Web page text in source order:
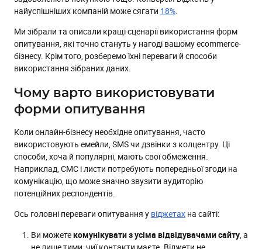
Зменшуйте кількість покинутих кошиків
Зменшуйте кількість покинутих переглядів
Відвідувач купує вперше
Відвідувач став регулярним покупцем
Як використати отримані дані
Збагачення профілю клієнта
Сегментація та персоналізація
Як зробити опитування ефективними
Налаштуйте відображення
Аналізуйте
Тестуйте
Підсумки
найуспішніших компаній може сягати 18%.
Ми зібрали та описали кращі сценарії використання форм
опитування, які точно стануть у нагоді вашому ecommerce-
бізнесу. Крім того, розберемо їхні переваги й способи
використання зібраних даних.
Чому варто використовувати
форми опитування
Коли онлайн-бізнесу необхідне опитування, часто
використовують емейли, SMS чи дзвінки з колцентру. Ці
способи, хоча й популярні, мають свої обмеження.
Наприклад, СМС і листи потребують попередньої згоди на
комунікацію, що може значно звузити аудиторію
потенційних респондентів.
Ось головні переваги опитування у віджетах на сайті:
Ви можетекомунікувати з усіма відвідувачами сайту, а